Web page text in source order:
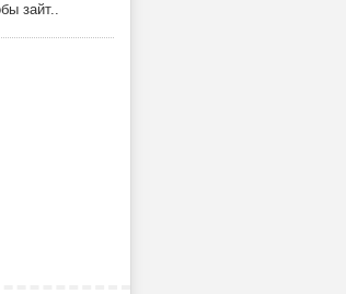
зайт..